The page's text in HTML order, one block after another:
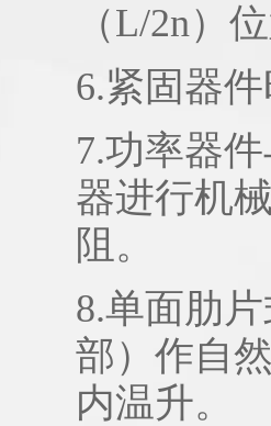
（L/2n）
6.紧固器
7.功率器
器进行机
阻。
8.单面肋
部）作自
内温升。